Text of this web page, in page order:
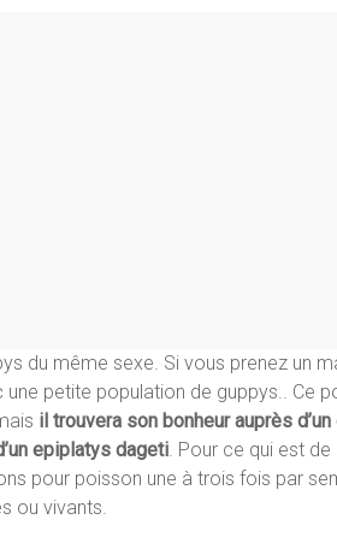
du même sexe. Si vous prenez un
petite population de guppys.. Ce
il trouvera son bonheur auprès
epiplatys dageti. Pour ce qui est de
pour poisson une à trois fois par
ou vivants.